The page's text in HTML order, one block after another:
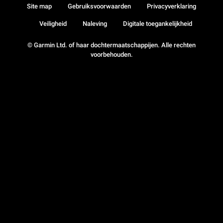
© Garmin Ltd. of haar dochtermaatschappijen. Alle rechten
voorbehouden.
Site map Gebruiksvoorwaarden Privacyverklaring
Veiligheid Naleving Digitale toegankelijkheid